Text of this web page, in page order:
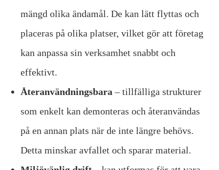
mängd olika ändamål. De kan lätt flyttas och
placeras på olika platser, vilket gör att företag
kan anpassa sin verksamhet snabbt och
effektivt.
Återanvändningsbara– tillfälliga strukturer
som enkelt kan demonteras och återanvändas
på en annan plats när de inte längre behövs.
Detta minskar avfallet och sparar material.